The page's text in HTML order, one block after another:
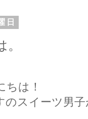
日
は！
のスイーツ男